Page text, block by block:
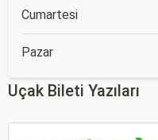
Cumartesi
Pazar
Uçak Bileti Yazıları